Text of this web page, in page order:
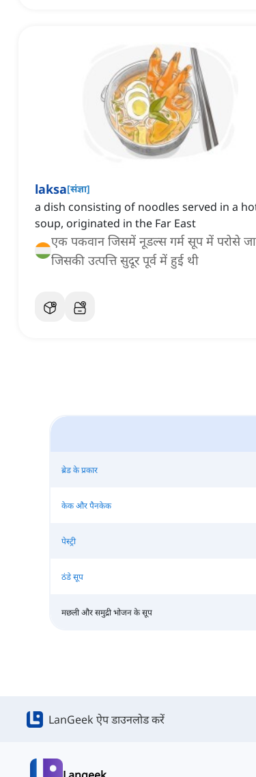
laksa[संज्ञा]
a dish consisting of noodles served in a
soup, originated in the Far East
एक पकवान जिसमें नूडल्स गर्म सूप में परोसे
जिसकी उत्पत्ति सुदूर पूर्व में हुई थी
ब्रेड के प्रकार
केक और पैनकेक
पेस्ट्री
ठंडे सूप
मछली और समुद्री भोजन के सूप
LanGeek ऐप डाउनलोड करें